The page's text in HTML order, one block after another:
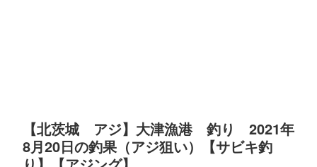
【北茨城 アジ】大津漁港 釣り 2021年
8月20日の釣果（アジ狙い）【サビキ釣